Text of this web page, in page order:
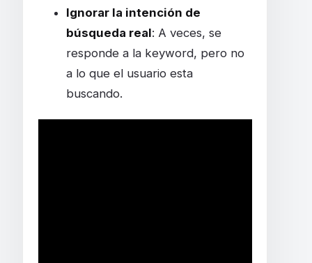
Ignorar la intención de
búsqueda real: A veces, se
responde a la keyword, pero no
a lo que el usuario esta
buscando.